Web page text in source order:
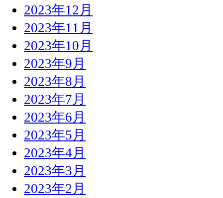
2023年12月
2023年11月
2023年10月
2023年9月
2023年8月
2023年7月
2023年6月
2023年5月
2023年4月
2023年3月
2023年2月